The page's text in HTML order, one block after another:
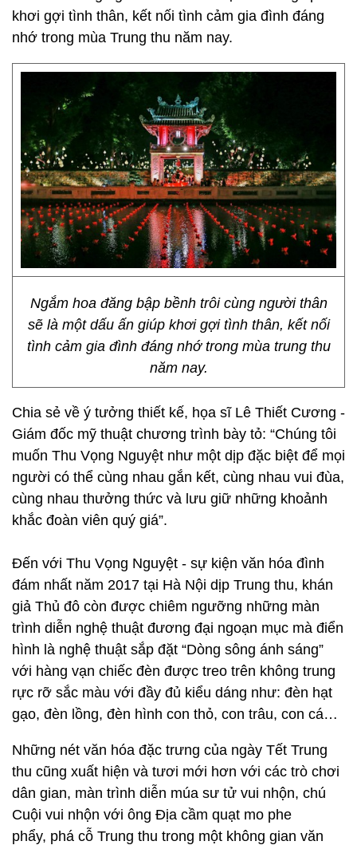
khơi gợi tình thân, kết nối tình cảm gia đình đáng
nhớ trong mùa Trung thu năm nay.
Ngắm hoa đăng bập bềnh trôi cùng người thân
sẽ là một dấu ấn giúp khơi gợi tình thân, kết nối
tình cảm gia đình đáng nhớ trong mùa trung thu
năm nay.
Chia sẻ về ý tưởng thiết kế, họa sĩ Lê Thiết Cương -
Giám đốc mỹ thuật chương trình bày tỏ: “Chúng tôi
muốn Thu Vọng Nguyệt như một dịp đặc biệt để mọi
người có thể cùng nhau gắn kết, cùng nhau vui đùa,
cùng nhau thưởng thức và lưu giữ những khoảnh
khắc đoàn viên quý giá”.
Đến với Thu Vọng Nguyệt - sự kiện văn hóa đình
đám nhất năm 2017 tại Hà Nội dịp Trung thu, khán
giả Thủ đô còn được chiêm ngưỡng những màn
trình diễn nghệ thuật đương đại ngoạn mục mà điển
hình là nghệ thuật sắp đặt “Dòng sông ánh sáng”
với hàng vạn chiếc đèn được treo trên không trung
rực rỡ sắc màu với đầy đủ kiểu dáng như: đèn hạt
gạo, đèn lồng, đèn hình con thỏ, con trâu, con cá…
Những nét văn hóa đặc trưng của ngày Tết Trung
thu cũng xuất hiện và tươi mới hơn với các trò chơi
dân gian, màn trình diễn múa sư tử vui nhộn, chú
Cuội vui nhộn với ông Địa cầm quạt mo phe
phẩy, phá cỗ Trung thu trong một không gian văn